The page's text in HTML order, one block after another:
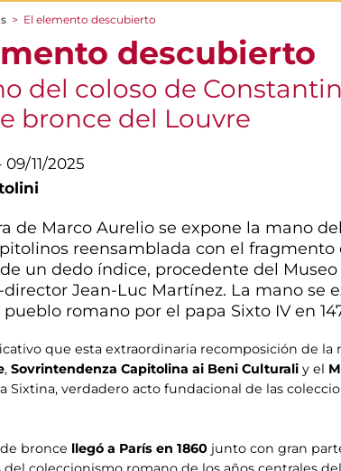
> El elemento descubierto
descubierto
del coloso de
bronce del Louvre
11/2025
de Marco Aurelio se expone la mano
reensamblada con el
un dedo índice, procedente del
Jean-Luc Martínez. La mano se
romano por el papa Sixto IV en
que esta extraordinaria recomposición de
, Sovrintendenza Capitolina ai Beni Culturali y el
Sixtina, verdadero acto fundacional de las
bronce llegó a París en 1860 junto con gran